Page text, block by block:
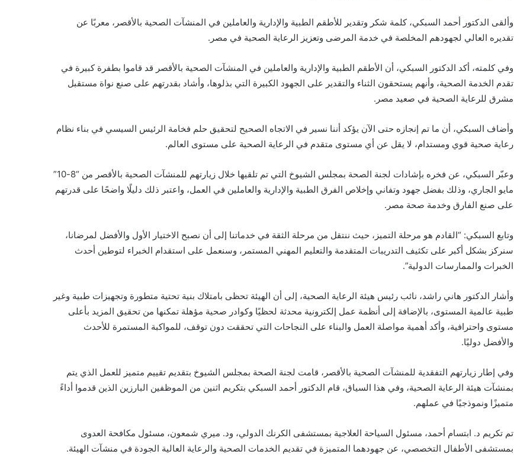
وألقى الدكتور أحمد السبكي، كلمة شكر وتقدير للأطقم الطبية والإدارية والعاملين في المنشآت الصحية بالأقصر، معربًا عن
تقديره العالي لجهودهم المخلصة في خدمة المرضى وتعزيز الرعاية الصحية في مصر.
وفي كلمته، أكد الدكتور السبكي، أن الأطقم الطبية والإدارية والعاملين في المنشآت الصحية بالأقصر قد قاموا بطفرة كبيرة في
تقدم الخدمة الصحية، وأنهم يستحقون الثناء والتقدير على الجهود الكبيرة التي بذلوها، وأشاد بقدرتهم على صنع نواة مستقبل
مشرق للرعاية الصحية في صعيد مصر.
وأضاف السبكي، أن ما تم إنجازه حتى الآن يؤكد أننا نسير في الاتجاه الصحيح لتحقيق حلم فخامة الرئيس السيسي في بناء نظام
رعاية صحية قوي ومستدام، لا يقل عن أي مستوى متقدم في الرعاية الصحية على مستوى العالم.
وعبّر السبكي، عن فخره بإشادات لجنة الصحة بمجلس الشيوخ التي تم تلقيها خلال زيارتهم للمنشآت الصحية بالأقصر من “8-10”
مايو الجاري، وذلك بفضل جهود وتفاني وإخلاص الفرق الطبية والإدارية والعاملين في العمل، واعتبر ذلك دليلًا واضحًا على قدرتهم
على صنع الفارق وخدمة صحة مصر.
وتابع السبكي: “القادم هو مرحلة التميز، حيث ننتقل من مرحلة الثقة في خدماتنا إلى أن نصبح الاختيار الأول والأفضل لمرضانا،
سنركز بشكل أكبر على تكثيف التدريبات المتقدمة والتعليم المهني المستمر، وسنعمل على استقدام الخبراء لتوطين أحدث
الخبرات والممارسات الدولية”.
وأشار الدكتور هاني راشد، نائب رئيس هيئة الرعاية الصحية، إلى أن الهيئة تحظى بامتلاك بنية تحتية متطورة وتجهيزات طبية وغير
طبية عالمية المستوى، بالإضافة إلى أنظمة عمل إلكترونية محدثة لحظيًا وكوادر صحية مؤهلة تمكنها من تحقيق المزيد بأعلى
مستوى واحترافية، وأكد أهمية مواصلة العمل والبناء على النجاحات التي تحققت دون توقف، للمواكبة المستمرة للأحدث
والأفضل دوليًا.
وفي إطار زيارتهم التفقدية للمنشآت الصحية بالأقصر، قامت لجنة الصحة بمجلس الشيوخ بتقديم تقييم متميز للعمل الذي يتم
بمنشآت هيئة الرعاية الصحية، وفي هذا السياق، قام الدكتور أحمد السبكي بتكريم اثنين من الموظفين البارزين الذين قدموا أداءً
متميزًا ونموذجيًا في عملهم.
تم تكريم د. ابتسام أحمد، مسئول السياحة العلاجية بمستشفى الكرنك الدولي، ود. ميري شمعون، مسئول مكافحة العدوى
بمستشفى الأطفال التخصصي، عن جهودهما المتميزة في تقديم الخدمات الصحية والرعاية العالية الجودة في منشآت الهيئة.